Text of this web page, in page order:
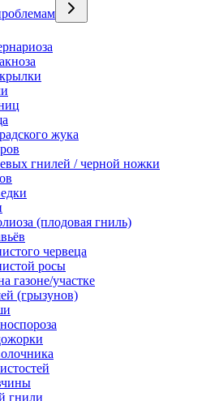
жука
гнилей / черной ножки
(плодовая гниль)
червеца
росы
газоне/участке
(грызунов)
гнили